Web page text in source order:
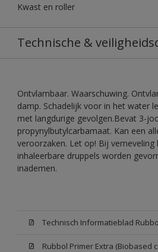
Kwast en roller
Technische &
Ontvlambaar. Waarschuwing.
damp. Schadelijk voor in het water
met langdurige gevolgen.Bevat 3-
propynylbutylcarbamaat. Kan een
veroorzaken. Let op! Bij verneveling
inhaleerbare druppels worden
inademen.
Rubbol Primer Extra (Biobased